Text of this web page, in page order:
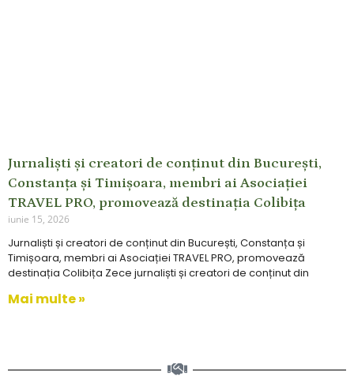
Jurnaliști și creatori de conținut din București,
Constanța și Timișoara, membri ai Asociației
TRAVEL PRO, promovează destinația Colibița
iunie 15, 2026
Jurnaliști și creatori de conținut din București, Constanța și
Timișoara, membri ai Asociației TRAVEL PRO, promovează
destinația Colibița Zece jurnaliști și creatori de conținut din
Mai multe »